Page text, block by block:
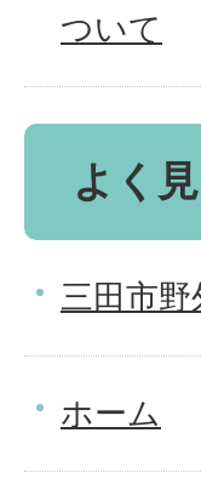
ついて
よく
三田市
ホーム